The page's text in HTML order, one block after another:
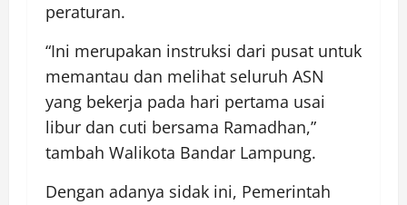
peraturan.
“Ini merupakan instruksi dari pusat untuk
memantau dan melihat seluruh ASN
yang bekerja pada hari pertama usai
libur dan cuti bersama Ramadhan,”
tambah Walikota Bandar Lampung.
Dengan adanya sidak ini, Pemerintah